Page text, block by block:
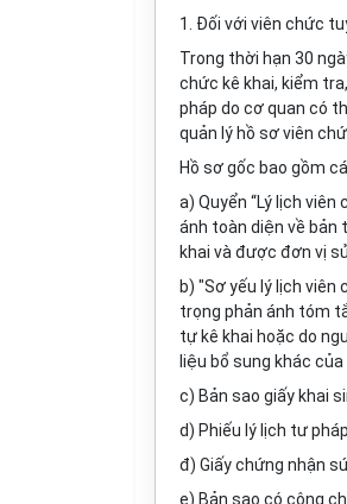
1. Đối với viên chức
Trong thời hạn 30
chức kê khai, kiểm
pháp do cơ quan có
quản lý hồ sơ viên
Hồ sơ gốc bao gồm
a) Quyển “Lý lịch viên
ánh toàn diện về bản
khai và được đơn vị
b) "Sơ yếu lý lịch viên
trọng phản ánh tóm
tự kê khai hoặc do
liệu bổ sung khác
c) Bản sao giấy khai
d) Phiếu lý lịch tư
đ) Giấy chứng nhận
e) Bản sao có công